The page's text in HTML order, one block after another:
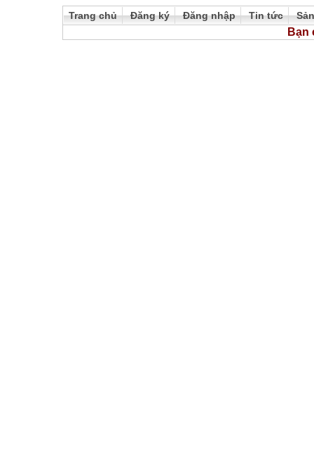
Trang chủ Đăng ký Đăng nhập Tin tức
Bạn